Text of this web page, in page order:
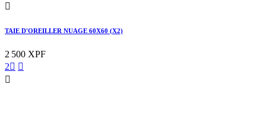

TAIE D'OREILLER NUAGE 60X60 (X2)
2 500 XPF
2 
